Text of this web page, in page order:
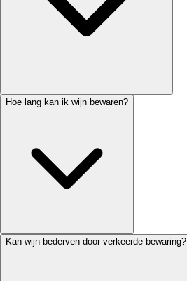
Hoe lang kan ik wijn bewaren?
Kan wijn bederven door verkeerde bewaring?